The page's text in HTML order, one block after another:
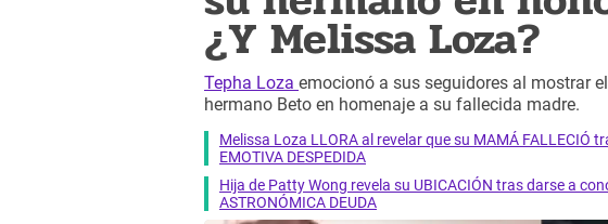
¿Y Melissa Loza?
Tepha Loza emocionó a sus seguidores al mostrar
hermano Beto en homenaje a su fallecida madre.
Melissa Loza LLORA al revelar que su MAMÁ FALLECIÓ
EMOTIVA DESPEDIDA
Hija de Patty Wong revela su UBICACIÓN tras darse a
ASTRONÓMICA DEUDA